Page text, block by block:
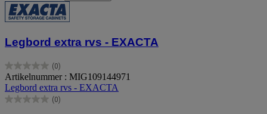
Legbord extra rvs - EXACTA
(0)
0.0
van
de
5
Artikelnummer : MIG109144971
Legbord extra rvs - EXACTA
(0)
0.0